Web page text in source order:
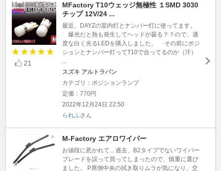
21
MFactory T10ウェッジ無極性 １SMD 3030
チップ 12V/24 ...
最近、DAYZの室内灯とナンバー灯に使ってます。
爆光だと熱も発生してヘッドが曇る？？ので、適
度な白く光るLEDを購入しました。 その前にポジ
ションとナンバー灯ってT10で合ってるのか（汗）
スズキ アルトラパン
カテゴリ：ポジションランプ
定価：770円
2022年12月24日 22:50
られふさん
M-Factory エアロワイパー
お値段に惹かれて... 過去、B2タイプでないワイパー
ブレードを誤って買ってしまったので、慎重に選び
ました。 P席側中央の拭き取りムラが気になり、交